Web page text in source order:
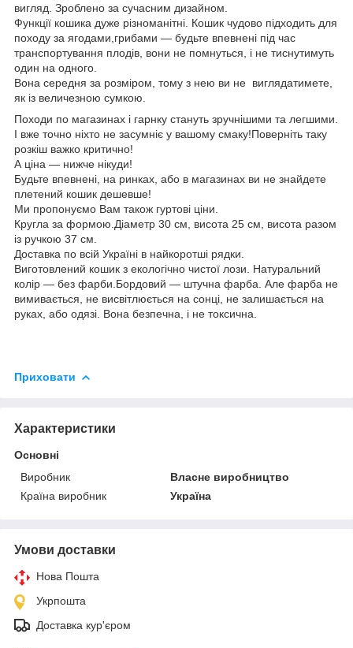
вигляд. Зроблено за сучасним дизайном.
Функції кошика дуже різноманітні. Кошик чудово підходить для
походу за ягодами,грибами — будьте впевнені під час
транспортування плодів, вони не помнуться, і не тиснутимуть
один на одного.
Вона середня за розміром, тому з нею ви не виглядатимете,
як із величезною сумкою.
Походи по магазинах і гарнку стануть зручнішими та легшими.
І вже точно ніхто не засумніє у вашому смаку!Поверніть таку
розкіш важко критично!
А ціна — нижче нікуди!
Будьте впевнені, на ринках, або в магазинах ви не знайдете
плетений кошик дешевше!
Ми пропонуємо Вам також гуртові ціни.
Кругла за формою.Діаметр 30 см, висота 25 см, висота разом
із ручкою 37 см.
Доставка по всій Україні в найкоротші рядки.
Виготовлений кошик з екологічно чистої лози. Натуральний
колір — без фарби.Бордовий — штучна фарба. Але фарба не
вимивається, не висвітлюється на сонці, не залишається на
руках, або одязі. Вона безпечна, і не токсична.
Приховати
Характеристики
Основні
Виробник
Власне виробництво
Країна виробник
Україна
Умови доставки
Нова Пошта
Укрпошта
Доставка кур'єром